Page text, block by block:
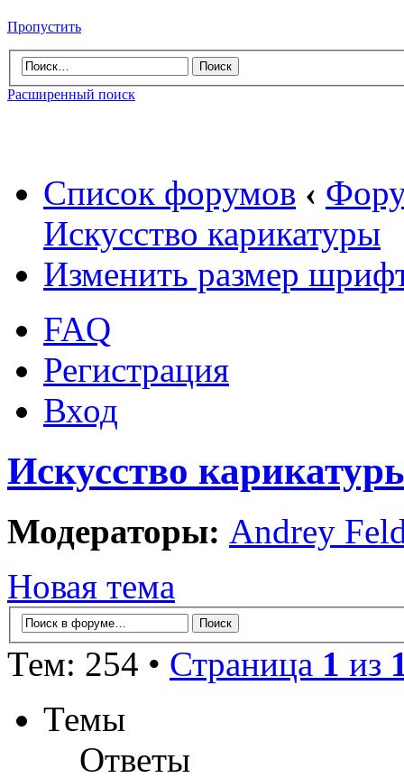
Пропустить
Расширенный поиск
Список форумов ‹
Искусство карикатуры
Изменить размер
FAQ
Регистрация
Вход
Искусство
Модераторы: Andrey
Новая тема
Тем: 254 • Страница 1 из
Темы
Ответы